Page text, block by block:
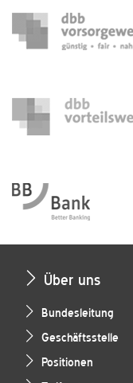
Über uns
Bundesleitung
Geschäftsstelle
Positionen